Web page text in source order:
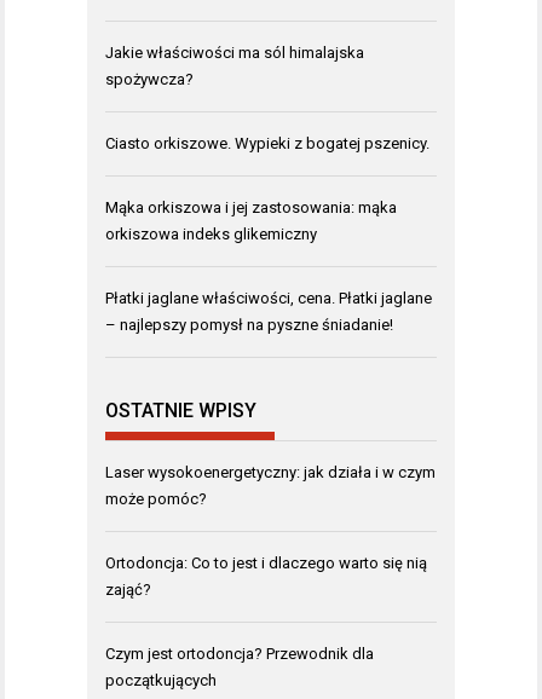
Jakie właściwości ma sól himalajska
spożywcza?
Ciasto orkiszowe. Wypieki z bogatej pszenicy.
Mąka orkiszowa i jej zastosowania: mąka
orkiszowa indeks glikemiczny
Płatki jaglane właściwości, cena. Płatki jaglane
– najlepszy pomysł na pyszne śniadanie!
OSTATNIE WPISY
Laser wysokoenergetyczny: jak działa i w czym
może pomóc?
Ortodoncja: Co to jest i dlaczego warto się nią
zająć?
Czym jest ortodoncja? Przewodnik dla
początkujących